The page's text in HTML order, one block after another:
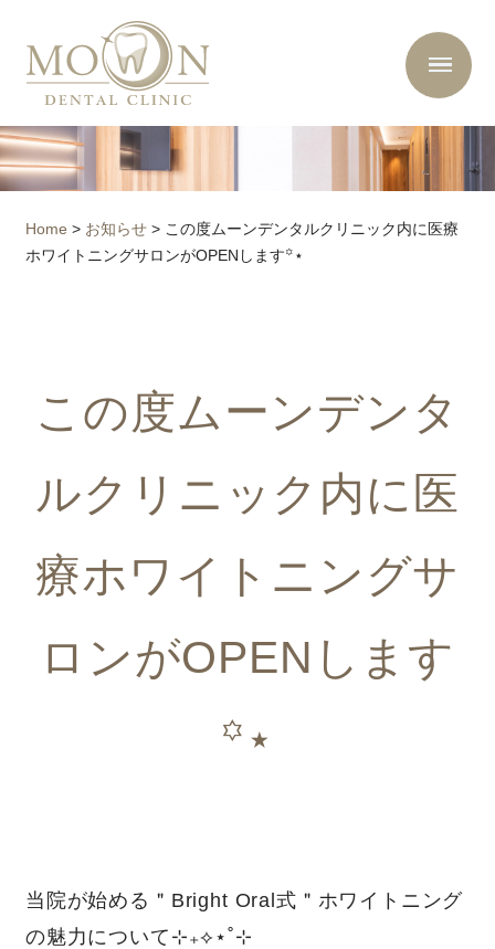
Home > お知らせ> この度ムーンデンタルクリニック内に医療
ホワイトニングサロンがOPENします꙳⋆
この度ムーンデンタ
ルクリニック内に医
療ホワイトニングサ
ロンがOPENします
꙳⋆
当院が始める＂Bright Oral式＂ホワイトニング
の魅力について⊹₊⟡⋆˚⊹